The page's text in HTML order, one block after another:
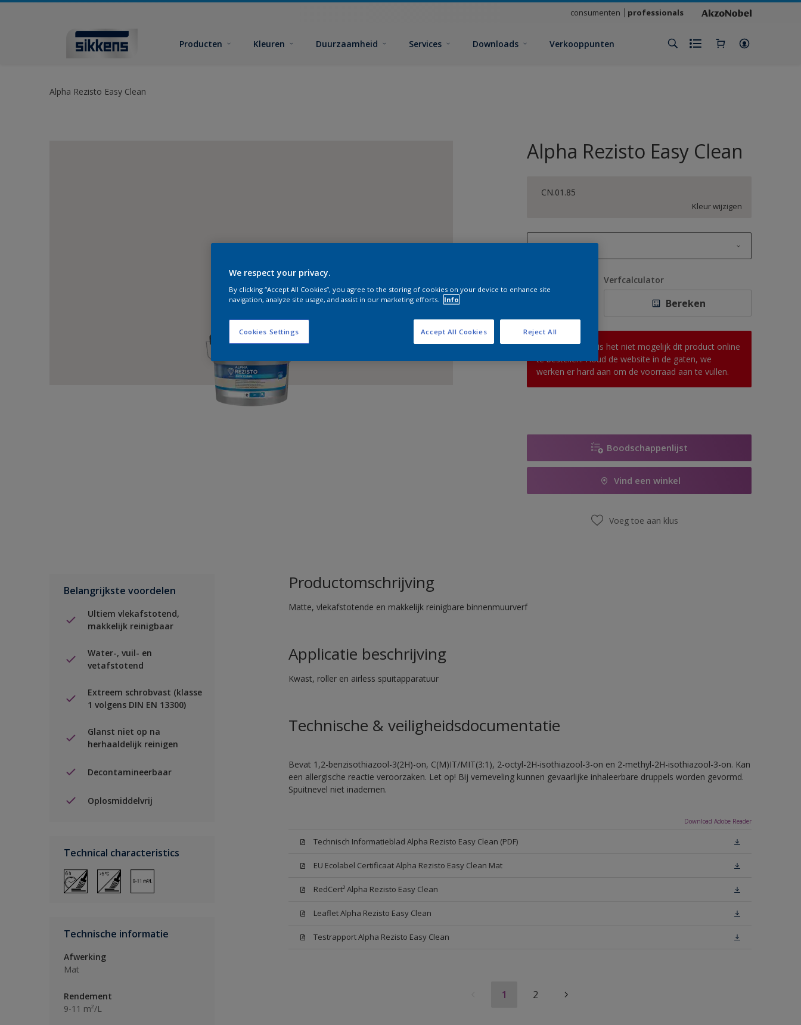
consumenten professionals
Producten Kleuren Duurzaamheid Services Downloads Verkooppunten
Alpha Rezisto Easy Clean
Alpha Rezisto Easy Clean
CN.01.85
Kleur wijzigen
1 L
2,5 L
10 L
Verfcalculator
Bereken
Op dit moment is het niet mogelijk dit product online
te bestellen. Houd de website in de gaten, we
werken er hard aan om de voorraad aan te vullen.
Boodschappenlijst
Vind een winkel
Voeg toe aan klus
Belangrijkste voordelen
Ultiem vlekafstotend,
makkelijk reinigbaar
Water-, vuil- en
vetafstotend
Extreem schrobvast (klasse
1 volgens DIN EN 13300)
Glanst niet op na
herhaaldelijk reinigen
Decontamineerbaar
Oplosmiddelvrij
Technical characteristics
Technische informatie
Afwerking
Mat
Rendement
9-11 m²/L
Productomschrijving
Matte, vlekafstotende en makkelijk reinigbare binnenmuurverf
Applicatie beschrijving
Kwast, roller en airless spuitapparatuur
Technische & veiligheidsdocumentatie
Bevat 1,2-benzisothiazool-3(2H)-on, C(M)IT/MIT(3:1), 2-octyl-2H-isothiazool-3-on en 2-methyl-2H-isothiazool-3-on. Kan
een allergische reactie veroorzaken. Let op! Bij verneveling kunnen gevaarlijke inhaleerbare druppels worden gevormd.
Spuitnevel niet inademen.
Download Adobe Reader
Technisch Informatieblad Alpha Rezisto Easy Clean (PDF)
EU Ecolabel Certificaat Alpha Rezisto Easy Clean Mat
RedCert² Alpha Rezisto Easy Clean
Leaflet Alpha Rezisto Easy Clean
Testrapport Alpha Rezisto Easy Clean
1 2
We respect your privacy.
By clicking “Accept All Cookies”, you agree to the storing of cookies on your device to enhance site
navigation, analyze site usage, and assist in our marketing efforts.
Info
Cookies Settings Reject All
Accept All Cookies